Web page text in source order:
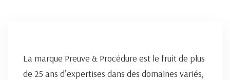
La marque Preuve & Procédure est le fruit de plus
de 25 ans d’expertises dans des domaines variés,